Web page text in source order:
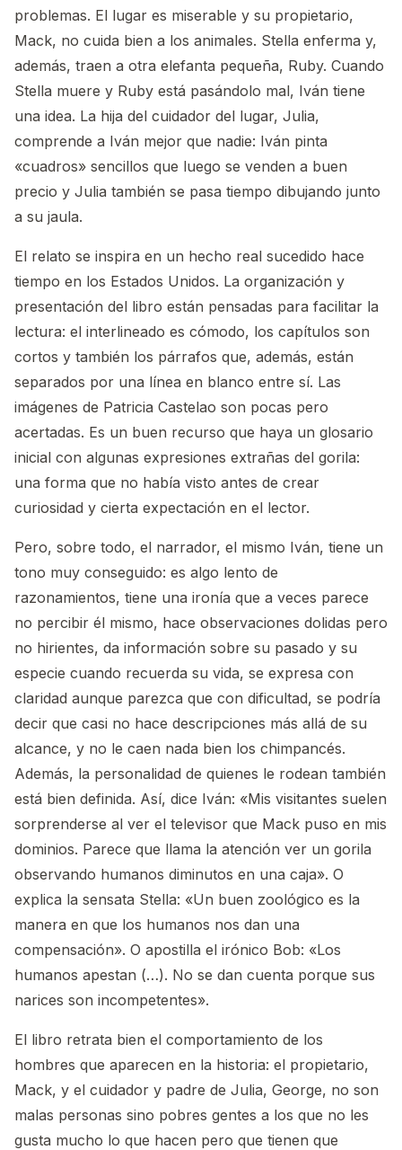
problemas. El lugar es miserable y su propietario,
Mack, no cuida bien a los animales. Stella enferma y,
además, traen a otra elefanta pequeña, Ruby. Cuando
Stella muere y Ruby está pasándolo mal, Iván tiene
una idea. La hija del cuidador del lugar, Julia,
comprende a Iván mejor que nadie: Iván pinta
«cuadros» sencillos que luego se venden a buen
precio y Julia también se pasa tiempo dibujando junto
a su jaula.
El relato se inspira en un hecho real sucedido hace
tiempo en los Estados Unidos. La organización y
presentación del libro están pensadas para facilitar la
lectura: el interlineado es cómodo, los capítulos son
cortos y también los párrafos que, además, están
separados por una línea en blanco entre sí. Las
imágenes de Patricia Castelao son pocas pero
acertadas. Es un buen recurso que haya un glosario
inicial con algunas expresiones extrañas del gorila:
una forma que no había visto antes de crear
curiosidad y cierta expectación en el lector.
Pero, sobre todo, el narrador, el mismo Iván, tiene un
tono muy conseguido: es algo lento de
razonamientos, tiene una ironía que a veces parece
no percibir él mismo, hace observaciones dolidas pero
no hirientes, da información sobre su pasado y su
especie cuando recuerda su vida, se expresa con
claridad aunque parezca que con dificultad, se podría
decir que casi no hace descripciones más allá de su
alcance, y no le caen nada bien los chimpancés.
Además, la personalidad de quienes le rodean también
está bien definida. Así, dice Iván: «Mis visitantes suelen
sorprenderse al ver el televisor que Mack puso en mis
dominios. Parece que llama la atención ver un gorila
observando humanos diminutos en una caja». O
explica la sensata Stella: «Un buen zoológico es la
manera en que los humanos nos dan una
compensación». O apostilla el irónico Bob: «Los
humanos apestan (…). No se dan cuenta porque sus
narices son incompetentes».
El libro retrata bien el comportamiento de los
hombres que aparecen en la historia: el propietario,
Mack, y el cuidador y padre de Julia, George, no son
malas personas sino pobres gentes a los que no les
gusta mucho lo que hacen pero que tienen que